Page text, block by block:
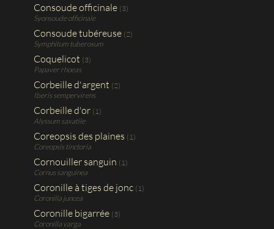
Consoude officinale (3)
Syonsoude officinale
Consoude tubéreuse (2)
Symphitum tuberosum
Coquelicot (3)
Papaver rhoeas
Corbeille d'argent (2)
Iberis sempervirens
Corbeille d'or (1)
Alyssum saxatile
Coreopsis des plaines (1)
Coreopsis tinctoria
Cornouiller sanguin (1)
Cornus sanguinea
Coronille à tiges de jonc (1)
Coronilla juncea
Coronille bigarrée (3)
Coronilla varga